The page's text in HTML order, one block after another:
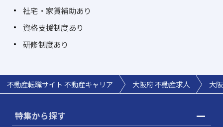
社宅・家賃補助あり
資格支援制度あり
研修制度あり
不動産転職サイト 不動産キャリア 大阪府 不動産求人 大
特集から探す